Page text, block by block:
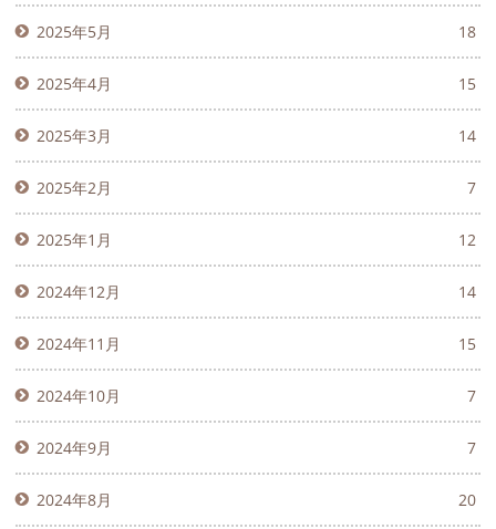
2025年5月 18
2025年4月 15
2025年3月 14
2025年2月 7
2025年1月 12
2024年12月 14
2024年11月 15
2024年10月 7
2024年9月 7
2024年8月 20